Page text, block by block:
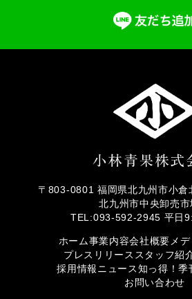
〒803-0801 福岡県北九州市小
北九州市中央卸売市
TEL:093-592-2945 平日
ホーム事業内容会社概要 メ
プレスリリース スタッフ紹
採用情報 ニュース 知っ得！季
お問い合わせ